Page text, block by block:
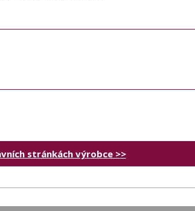
stránkách výrobce >>